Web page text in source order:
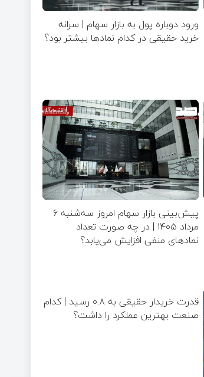
ورود دوباره پول به بازار سهام | سرانه
خرید حقیقی در کدام نماد‌ها بیشتر بود؟
پیش‌بینی بازار سهام امروز سه‌شنبه ۶
مرداد ۱۴۰۵ | در چه صورت تعداد
نماد‌های منفی افزایش می‌یابد؟
قدرت خریدار حقیقی به ۰.۸ رسید | کدام
صنعت بهترین عملکرد را داشت؟